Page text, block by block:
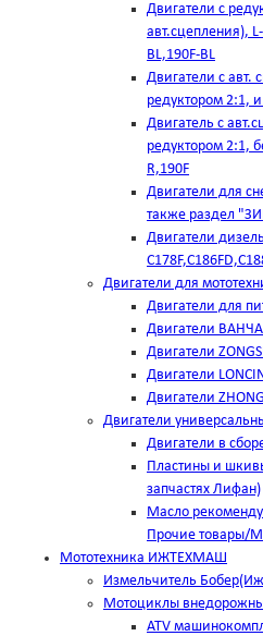
Двигатели с
авт.сцепления),
BL,190F-BL
Двигатели с авт.
редуктором 2:1,
Двигатель с
редуктором 2:1,
R,190F
Двигатели для
также раздел
Двигатели
Двигатели для
Двигатели для
Двигатели
Двигатели
Двигатели
Двигатели
Двигатели
Двигатели в
Пластины и
запчастях Лифан)
Масло
Прочие товары/
Мототехника ИЖТЕХМАШ
Измельчитель
Мотоциклы
ATV